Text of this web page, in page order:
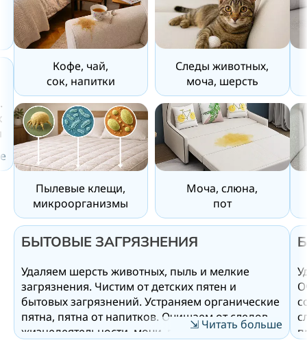
Кофе, чай,
сок, напитки
Следы животных,
моча, шерсть
Пылевые клещи,
микроорганизмы
Моча, слюна,
пот
БЫТОВЫЕ ЗАГРЯЗНЕНИЯ
Удаляем шерсть животных, пыль и мелкие
загрязнения. Чистим от детских пятен и
бытовых загрязнений. Устраняем органические
пятна, пятна от напитков. Очищаем от следов
жизнедеятельности, мочи, пота, слюны,⇲ Читать больше